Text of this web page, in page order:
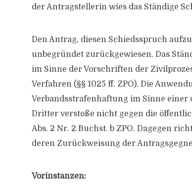
der Antragstellerin wies das Ständige
Den Antrag, diesen Schiedsspruch
unbegründet zurückgewiesen. Das
im Sinne der Vorschriften der
Verfahren (§§ 1025 ff. ZPO). Die
Verbandsstrafenhaftung im Sinne
Dritter verstoße nicht gegen die
Abs. 2 Nr. 2 Buchst. b ZPO. Dagegen
deren Zurückweisung der
Vorinstanzen: